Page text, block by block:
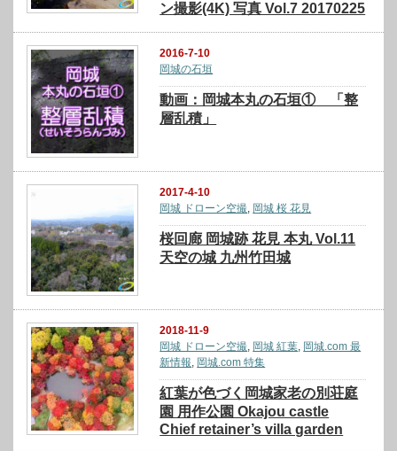
ン撮影(4K) 写真 Vol.7 20170225
2016-7-10
岡城の石垣
動画：岡城本丸の石垣① 「整
層乱積」
2017-4-10
岡城 ドローン空撮 岡城 桜 花見
桜回廊 岡城跡 花見 本丸 Vol.11
天空の城 九州竹田城
2018-11-9
岡城 ドローン空撮, 岡城 紅葉, 岡城.com 最
新情報, 岡城.com 特集
紅葉が色づく岡城家老の別荘庭
園 用作公園 Okajou castle
Chief retainer’s villa garden